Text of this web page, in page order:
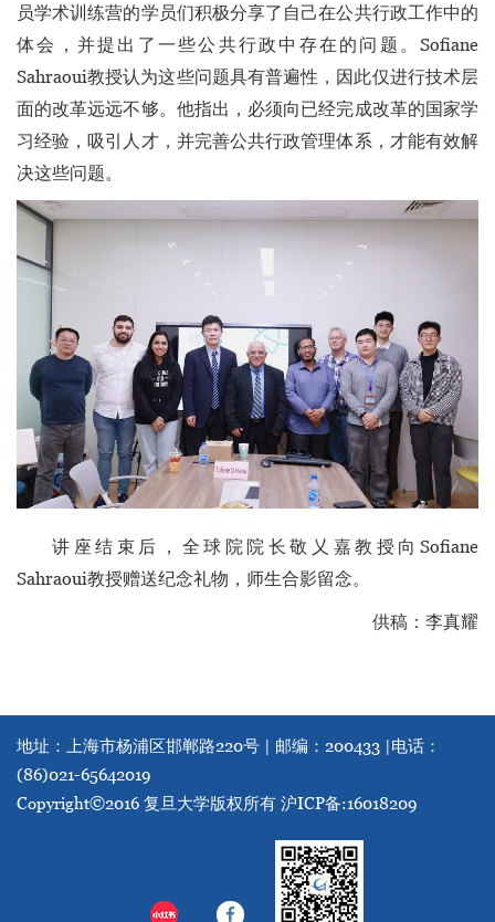
员学术训练营的学员们积极分享了自己在公共行政工作中的
体会，并提出了一些公共行政中存在的问题。Sofiane
Sahraoui教授认为这些问题具有普遍性，因此仅进行技术层
面的改革远远不够。他指出，必须向已经完成改革的国家学
习经验，吸引人才，并完善公共行政管理体系，才能有效解
决这些问题。
讲座结束后，全球院院长敬乂嘉教授向Sofiane
Sahraoui教授赠送纪念礼物，师生合影留念。
供稿：李真耀
地址：上海市杨浦区邯郸路220号 | 邮编：200433 |电话：
(86)021-65642019
Copyright©2016 复旦大学版权所有 沪ICP备:16018209